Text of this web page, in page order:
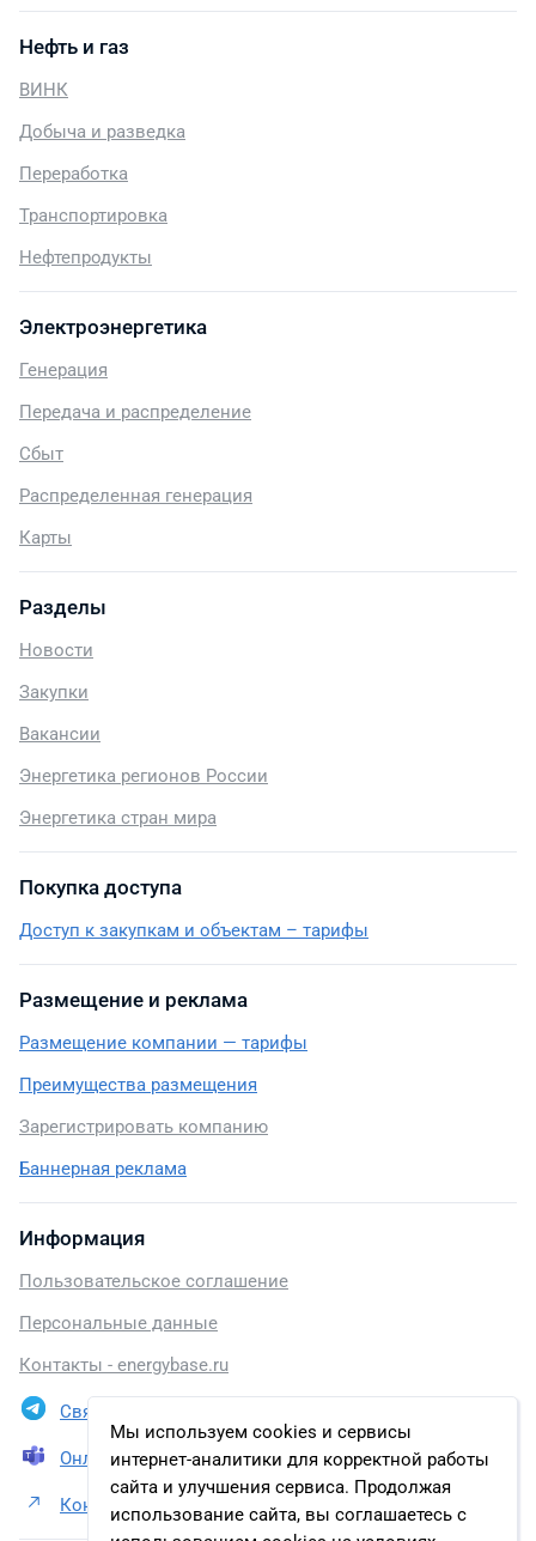
Мы используем cookies и сервисы
интернет-аналитики для корректной работы
сайта и улучшения сервиса. Продолжая
использование сайта, вы соглашаетесь с
Нефть и газ
ВИНК
Добыча и разведка
Переработка
Транспортировка
Нефтепродукты
Электроэнергетика
Генерация
Передача и распределение
Сбыт
Распределенная генерация
Карты
Разделы
Новости
Закупки
Вакансии
Энергетика регионов России
Энергетика стран мира
Покупка доступа
Доступ к закупкам и объектам – тарифы
Размещение и реклама
Размещение компании — тарифы
Преимущества размещения
Зарегистрировать компанию
Баннерная реклама
Информация
Пользовательское соглашение
Персональные данные
Контакты - energybase.ru
Связаться в Telegram
Онлайн презентация
Контакты АО «Транснефть – Верхняя Волга»